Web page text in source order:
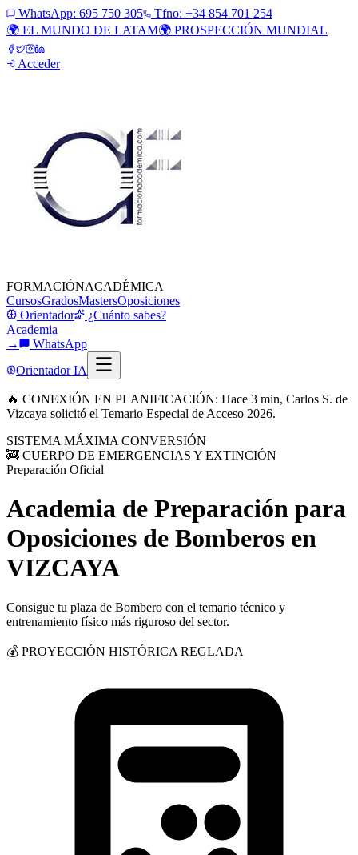
WhatsApp: 695 750 305
Tfno: +34 854 701 254
🌍 EL MUNDO DE LATAM🌍 PROSPECCIÓN MUNDIAL
Acceder
FORMACIÓNACADÉMICA
CursosGradosMastersOposiciones
Orientador
¿Cuánto sabes?
Academia
→
WhatsApp
Orientador IA
🔥 CONEXIÓN EN PLANIFICACIÓN: Hace 3 min, Carlos S. de
Vizcaya solicitó el Temario Especial de Acceso 2026.
SISTEMA MÁXIMA CONVERSIÓN
🚒 CUERPO DE EMERGENCIAS Y EXTINCIÓN
Preparación Oficial
Academia de Preparación para
Oposiciones de Bomberos en
VIZCAYA
Consigue tu plaza de Bombero con el temario técnico y
entrenamiento físico más riguroso del sector.
💰 PROYECCIÓN HISTÓRICA REGLADA